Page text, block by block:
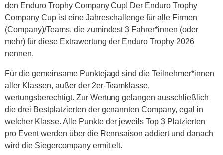
den Enduro Trophy Company Cup! Der Enduro Trophy
Company Cup ist eine Jahreschallenge für alle Firmen
(Company)/Teams, die zumindest 3 Fahrer*innen (oder
mehr) für diese Extrawertung der Enduro Trophy 2026
nennen.
Für die gemeinsame Punktejagd sind die Teilnehmer*innen
aller Klassen, außer der 2er-Teamklasse,
wertungsberechtigt. Zur Wertung gelangen ausschließlich
die drei Bestplatzierten der genannten Company, egal in
welcher Klasse. Alle Punkte der jeweils Top 3 Platzierten
pro Event werden über die Rennsaison addiert und danach
wird die Siegercompany ermittelt.